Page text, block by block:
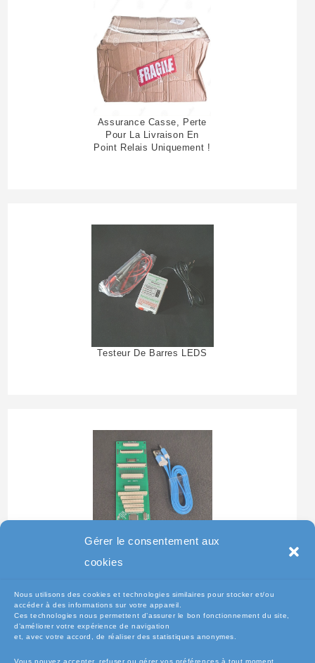
Gérer le consentement aux
cookies
Nous utilisons des cookies et technologies similaires pour stocker et/ou
accéder à des informations sur votre appareil.
Ces technologies nous permettent d’assurer le bon fonctionnement du site,
d’améliorer votre expérience de navigation
et, avec votre accord, de réaliser des statistiques anonymes.
Vous pouvez accepter, refuser ou gérer vos préférences à tout moment.
Assurance Casse, Perte
Pour La Livraison En
Point Relais Uniquement !
Testeur De Barres LEDS